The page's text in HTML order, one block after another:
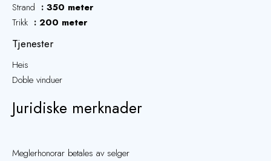
Strand
350 meter
Trikk
200 meter
Tjenester
Heis
Doble vinduer
Juridiske merknader
Meglerhonorar betales av selger